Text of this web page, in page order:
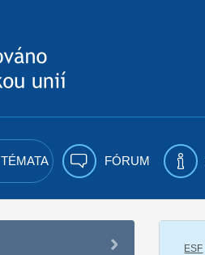
TÉMATA FÓRUM
ESF